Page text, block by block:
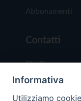
Abbonamenti
Contatti
Chi Siamo
Redazione
Scrivici
Informativa
Utilizziamo